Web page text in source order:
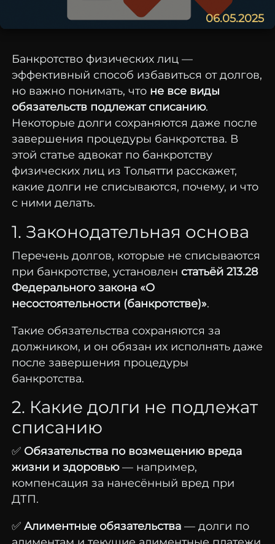
06.05.2025
Банкротство физических лиц —
эффективный способ избавиться от долгов,
но важно понимать, что не все виды
обязательств подлежат списанию.
Некоторые долги сохраняются даже после
завершения процедуры банкротства. В
этой статье адвокат по банкротству
физических лиц из Тольятти расскажет,
какие долги не списываются, почему, и что
с ними делать.
1. Законодательная основа
Перечень долгов, которые не списываются
при банкротстве, установлен статьёй 213.28
Федерального закона «О
несостоятельности (банкротстве)».
Такие обязательства сохраняются за
должником, и он обязан их исполнять даже
после завершения процедуры
банкротства.
2. Какие долги не подлежат
списанию
✅ Обязательства по возмещению вреда
жизни и здоровью— например,
компенсация за нанесённый вред при
ДТП.
✅ Алиментные обязательства— долги по